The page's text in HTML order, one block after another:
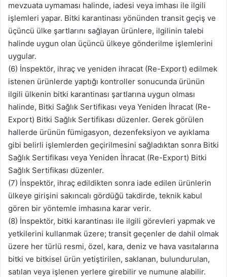
mevzuata uymaması halinde, iadesi veya imhası ile ilgili
işlemleri yapar. Bitki karantinası yönünden transit geçiş ve
üçüncü ülke şartlarını sağlayan ürünlere, ilgilinin talebi
halinde uygun olan üçüncü ülkeye gönderilme işlemlerini
uygular.
(6) İnspektör, ihraç ve yeniden ihracat (Re-Export) edilmek
istenen ürünlerde yaptığı kontroller sonucunda ürünün
ilgili ülkenin bitki karantinası şartlarına uygun olması
halinde, Bitki Sağlık Sertifikası veya Yeniden İhracat (Re-
Export) Bitki Sağlık Sertifikası düzenler. Gerek görülen
hallerde ürünün fümigasyon, dezenfeksiyon ve ayıklama
gibi belirli işlemlerden geçirilmesini sağladıktan sonra Bitki
Sağlık Sertifikası veya Yeniden İhracat (Re-Export) Bitki
Sağlık Sertifikası düzenler.
(7) İnspektör, ihraç edildikten sonra iade edilen ürünlerin
ülkeye girişini sakıncalı gördüğü takdirde, teknik kabul
gören bir yöntemle imhasına karar verir.
(8) İnspektör, bitki karantinası ile ilgili görevleri yapmak ve
yetkilerini kullanmak üzere; transit geçenler de dahil olmak
üzere her türlü resmi, özel, kara, deniz ve hava vasıtalarına
bitki ve bitkisel ürün yetiştirilen, saklanan, bulundurulan,
satılan veya işlenen yerlere girebilir ve numune alabilir.